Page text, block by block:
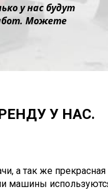
у нас будут
Можете
У НАС.
а так же прекрасная
машины